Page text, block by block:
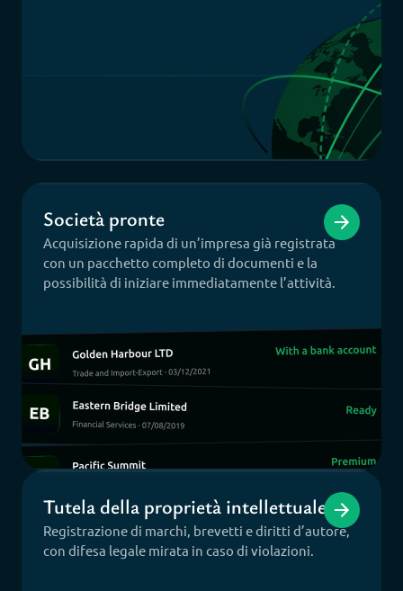
Società pronte
Acquisizione rapida di un’impresa già registrata
con un pacchetto completo di documenti e la
possibilità di iniziare immediatamente l’attività.
Tutela della proprietà intellettuale
Registrazione di marchi, brevetti e diritti d’autore,
con difesa legale mirata in caso di violazioni.